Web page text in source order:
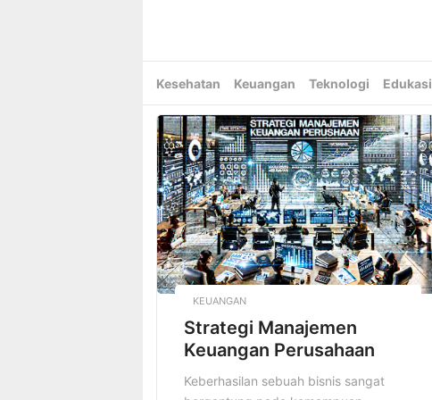
Kesehatan Keuangan Teknologi Edukasi
KEUANGAN
Strategi Manajemen
Keuangan Perusahaan
Keberhasilan sebuah bisnis sangat